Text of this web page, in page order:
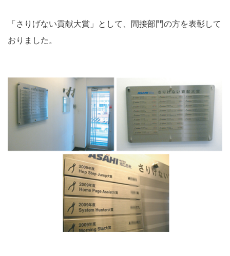
「さりげない貢献大賞」として、間接部門の方を表彰して
おりました。